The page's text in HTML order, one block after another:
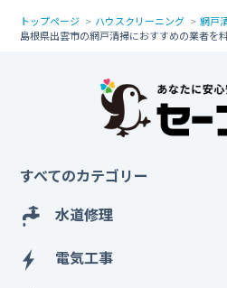
トップページ ハウスクリーニング
網戸
島根県出雲市の網戸清掃におすすめの業者を
すべてのカテゴリー
水道修理
電気工事